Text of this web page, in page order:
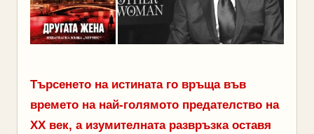
Търсенето на истината го връща във
времето на най-голямото предателство на
XX век, а изумителната развръзка оставя